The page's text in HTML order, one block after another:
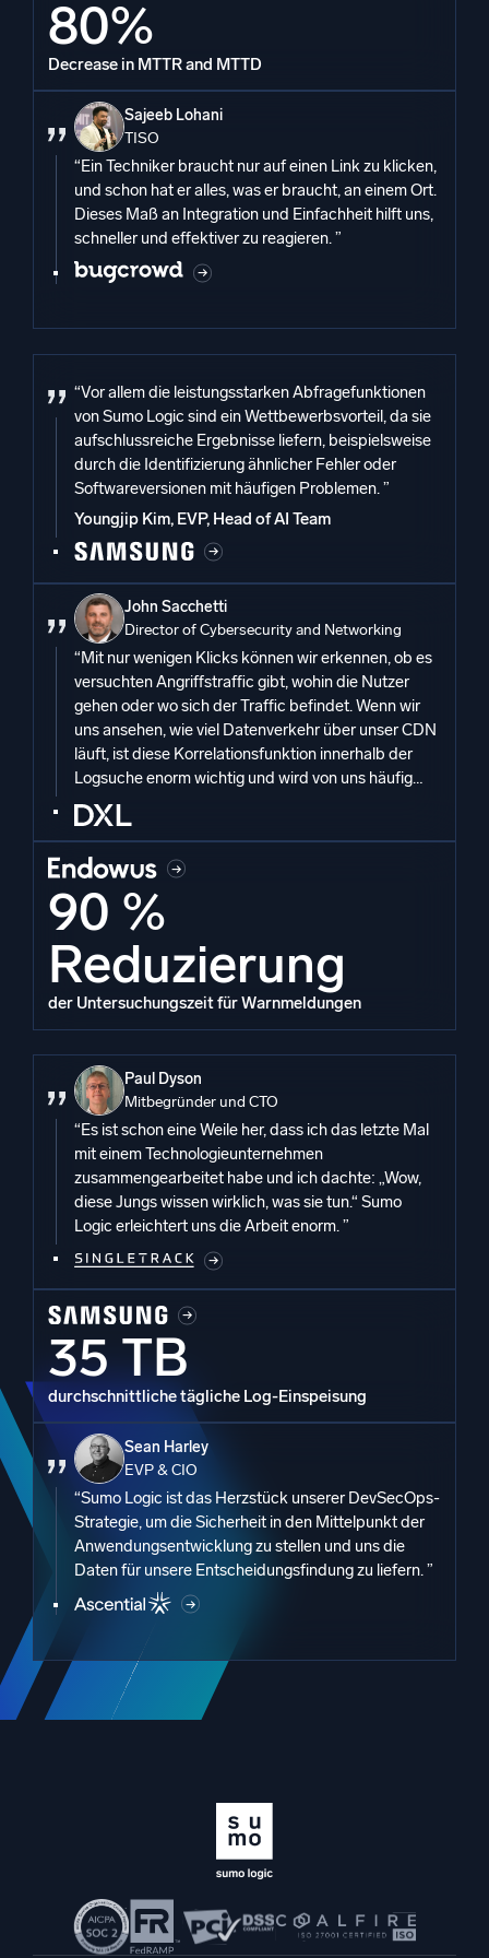
80%
Decrease in MTTR and MTTD
Sajeeb Lohani
TISO
“Ein Techniker braucht nur auf einen Link zu klicken,
und schon hat er alles, was er braucht, an einem Ort.
Dieses Maß an Integration und Einfachheit hilft uns,
schneller und effektiver zu reagieren. ”
“Vor allem die leistungsstarken Abfragefunktionen
von Sumo Logic sind ein Wettbewerbsvorteil, da sie
aufschlussreiche Ergebnisse liefern, beispielsweise
durch die Identifizierung ähnlicher Fehler oder
Softwareversionen mit häufigen Problemen. ”
Youngjip Kim, EVP, Head of AI Team
John Sacchetti
Director of Cybersecurity and Networking
“Mit nur wenigen Klicks können wir erkennen, ob es
versuchten Angriffstraffic gibt, wohin die Nutzer
gehen oder wo sich der Traffic befindet. Wenn wir
uns ansehen, wie viel Datenverkehr über unser CDN
läuft, ist diese Korrelationsfunktion innerhalb der
Logsuche enorm wichtig und wird von uns häufig
genutzt. ”
90 %
Reduzierung
der Untersuchungszeit für Warnmeldungen
Paul Dyson
Mitbegründer und CTO
“Es ist schon eine Weile her, dass ich das letzte Mal
mit einem Technologieunternehmen
zusammengearbeitet habe und ich dachte: „Wow,
diese Jungs wissen wirklich, was sie tun.“ Sumo
Logic erleichtert uns die Arbeit enorm. ”
35 TB
durchschnittliche tägliche Log-Einspeisung
Sean Harley
EVP & CIO
“Sumo Logic ist das Herzstück unserer DevSecOps-
Strategie, um die Sicherheit in den Mittelpunkt der
Anwendungsentwicklung zu stellen und uns die
Daten für unsere Entscheidungsfindung zu liefern. ”